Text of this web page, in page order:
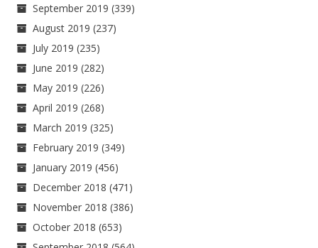
September 2019 (339)
August 2019 (237)
July 2019 (235)
June 2019 (282)
May 2019 (226)
April 2019 (268)
March 2019 (325)
February 2019 (349)
January 2019 (456)
December 2018 (471)
November 2018 (386)
October 2018 (653)